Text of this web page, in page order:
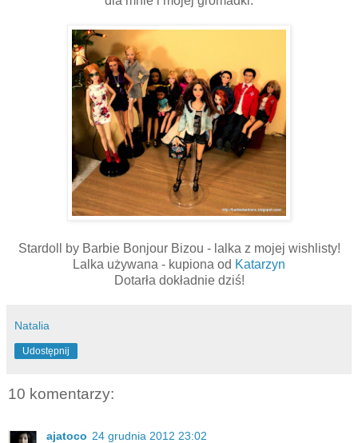
Stardoll by Barbie Bonjour Bizou - lalka z mojej wishlisty!
Lalka używana - kupiona od Katarzyn
Dotarła dokładnie dziś!
Natalia
Udostępnij
10 komentarzy:
ajatoco 24 grudnia 2012 23:02